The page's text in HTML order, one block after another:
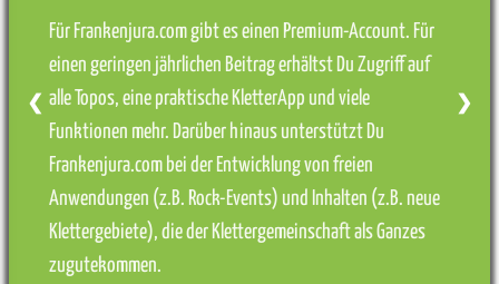
Für Frankenjura.com gibt es einen Premium-Account. Für
einen geringen jährlichen Beitrag erhältst Du Zugriff auf
alle Topos, eine praktische KletterApp und viele
Funktionen mehr. Darüber hinaus unterstützt Du
Frankenjura.com bei der Entwicklung von freien
Anwendungen (z.B. Rock-Events) und Inhalten (z.B. neue
Klettergebiete), die der Klettergemeinschaft als Ganzes
zugutekommen.
❮ ❯